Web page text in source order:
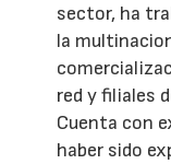
sector, ha
la
red y filiales
Cuenta con
haber sido